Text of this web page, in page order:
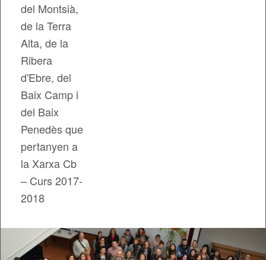
del Montsià,
de la Terra
Alta, de la
Ribera
d'Ebre, del
Baix Camp i
del Baix
Penedès que
pertanyen a
la Xarxa Cb
– Curs 2017-
2018